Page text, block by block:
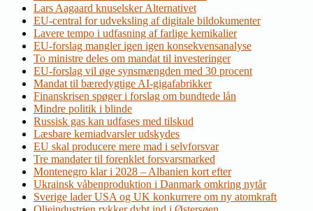
Lars Aagaard knuselsker Alternativet
EU-central for udveksling af digitale bildokumenter
Lavere tempo i udfasning af farlige kemikalier
EU-forslag mangler igen igen konsekvensanalyse
To ministre deles om mandat til investeringer
EU-forslag vil øge synsmængden med 30 procent
Mandat til bæredygtige AI-gigafabrikker
Finanskrisen spøger i forslag om bundtede lån
Mindre politik i blinde
Russisk gas kan udfases med tilskud
Læsbare kemiadvarsler udskydes
EU skal producere mere mad i selvforsvar
Tre mandater til forenklet forsvarsmarked
Montenegro klar i 2028 – Albanien kort efter
Ukrainsk våbenproduktion i Danmark omkring nytår
Sverige lader USA og UK konkurrere om ny atomkraft